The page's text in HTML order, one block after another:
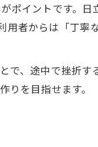
ポイントです。日
者からは「丁寧
で、途中で挫折す
を目指せます。